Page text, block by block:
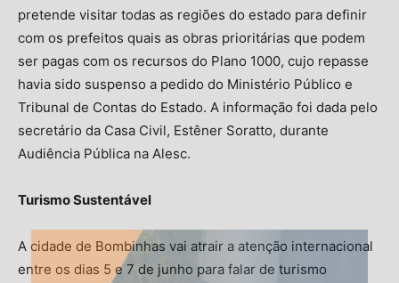
pretende visitar todas as regiões do estado para definir
com os prefeitos quais as obras prioritárias que podem
ser pagas com os recursos do Plano 1000, cujo repasse
havia sido suspenso a pedido do Ministério Público e
Tribunal de Contas do Estado. A informação foi dada pelo
secretário da Casa Civil, Estêner Soratto, durante
Audiência Pública na Alesc.
Turismo Sustentável
A cidade de Bombinhas vai atrair a atenção internacional
entre os dias 5 e 7 de junho para falar de turismo